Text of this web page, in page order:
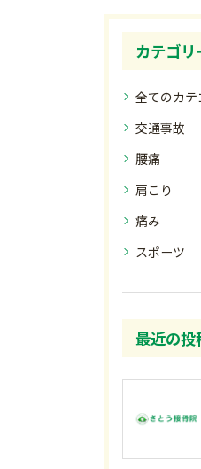
カテゴリ
全てのカテ
交通事故
腰痛
肩こり
痛み
スポーツ
最近の投